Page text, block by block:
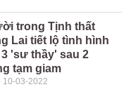
trong Tịnh thất
Lai tiết lộ tình hình
'sư thầy' sau 2
tạm giam
10-03-2022